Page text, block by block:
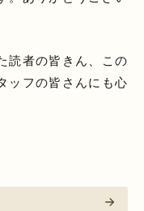
読者の皆きん、この
ッフの皆さんにも心